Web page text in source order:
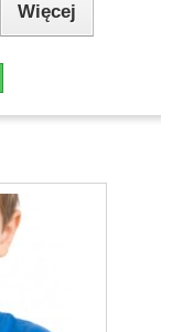
Więcej